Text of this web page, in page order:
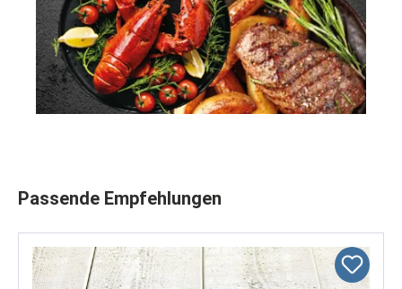
Produktgalerie überspringen
Passende Empfehlungen